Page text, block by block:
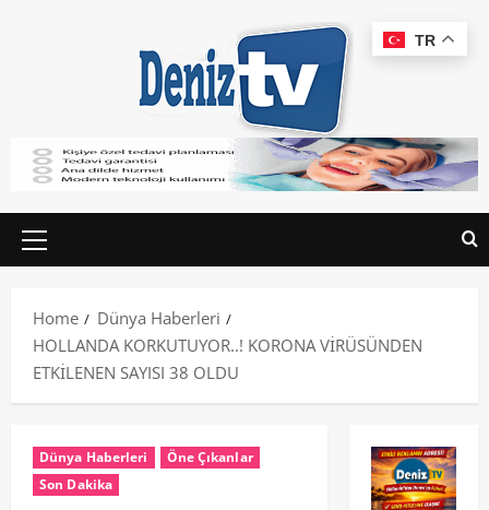
Home
Dünya Haberleri
HOLLANDA KORKUTUYOR..! KORONA VİRÜSÜNDEN
ETKİLENEN SAYISI 38 OLDU
Dünya Haberleri
Öne Çıkanlar
Son Dakika
TR